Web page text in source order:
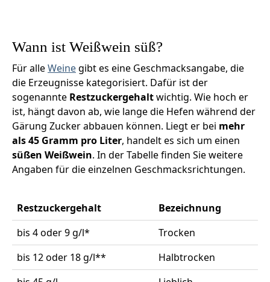
Wann ist Weißwein süß?
Für alleWeinegibt es eine Geschmacksangabe, die
die Erzeugnisse kategorisiert. Dafür ist der
sogenannte Restzuckergehaltwichtig. Wie hoch er
ist, hängt davon ab, wie lange die Hefen während der
Gärung Zucker abbauen können. Liegt er bei mehr
als 45 Gramm pro Liter, handelt es sich um einen
süßen Weißwein. In der Tabelle finden Sie weitere
Angaben für die einzelnen Geschmacksrichtungen.
Restzuckergehalt
Bezeichnung
bis 4 oder 9 g/l*
Trocken
bis 12 oder 18 g/l**
Halbtrocken